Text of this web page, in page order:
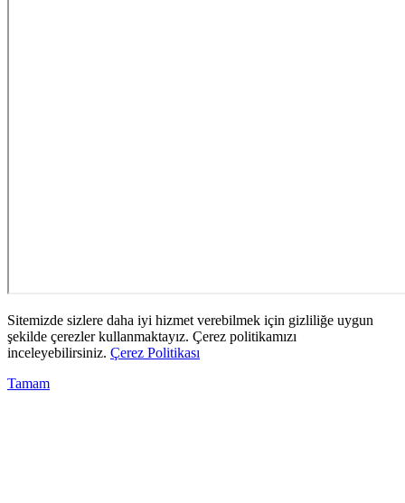
Sitemizde sizlere daha iyi hizmet verebilmek için gizliliğe uygun
şekilde çerezler kullanmaktayız. Çerez politikamızı
inceleyebilirsiniz. Çerez Politikası
Tamam